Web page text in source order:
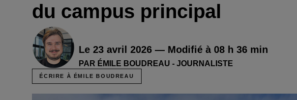
du campus principal
Le 23 avril 2026 — Modifié à 08 h 36 min
PAR ÉMILE BOUDREAU - JOURNALISTE
ÉCRIRE À ÉMILE BOUDREAU